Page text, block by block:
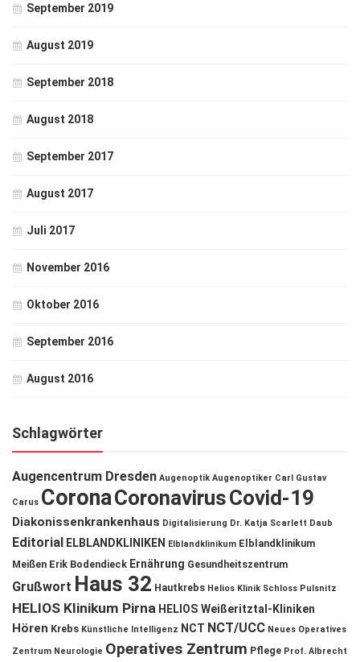
September 2019
August 2019
September 2018
August 2018
September 2017
August 2017
Juli 2017
November 2016
Oktober 2016
September 2016
August 2016
Schlagwörter
Augencentrum Dresden Augenoptik Augenoptiker Carl Gustav
Carus CoronaCoronavirusCovid-19
Diakonissenkrankenhaus Digitalisierung Dr. Katja Scarlett Daub
Editorial ELBLANDKLINIKEN Elblandklinikum Elblandklinikum
Meißen Erik Bodendieck Ernährung Gesundheitszentrum
Grußwort Haus 32 Hautkrebs Helios Klinik Schloss Pulsnitz
HELIOS Klinikum Pirna HELIOS Weißeritztal-Kliniken
Hören Krebs Künstliche Intelligenz NCT NCT/UCC Neues Operatives
Zentrum Neurologie Operatives Zentrum Pflege Prof. Albrecht